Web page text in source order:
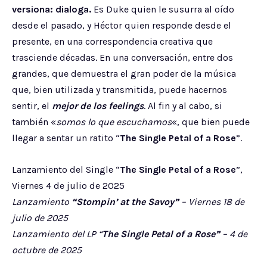
versiona: dialoga. Es Duke quien le susurra al oído
desde el pasado, y Héctor quien responde desde el
presente, en una correspondencia creativa que
trasciende décadas. En una conversación, entre dos
grandes, que demuestra el gran poder de la música
que, bien utilizada y transmitida, puede hacernos
sentir, el mejor de los feelings. Al fin y al cabo, si
también «somos lo que escuchamos«, que bien puede
llegar a sentar un ratito “The Single Petal of a Rose”.
Lanzamiento del Single “The Single Petal of a Rose”,
Viernes 4 de julio de 2025
Lanzamiento “Stompin’ at the Savoy”– Viernes 18 de
julio de 2025
Lanzamiento del LP “The Single Petal of a Rose”– 4 de
octubre de 2025